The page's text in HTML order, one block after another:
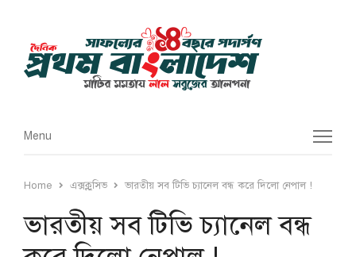
Menu
Menu
Home এক্সক্লুসিভ ভারতীয় সব টিভি চ্যানেল বন্ধ করে দিলো নেপাল !
ভারতীয় সব টিভি চ্যানেল বন্ধ